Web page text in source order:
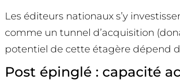
Les éditeurs nationaux s’y
comme un tunnel d’acquisition
potentiel de cette étagère dépend
Post épinglé : capacité